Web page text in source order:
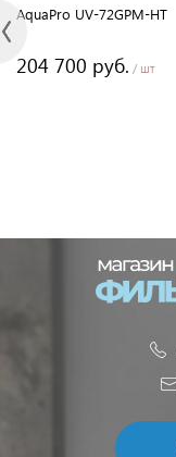
AquaPro UV-72GPM-HT
204 700 руб. / шт